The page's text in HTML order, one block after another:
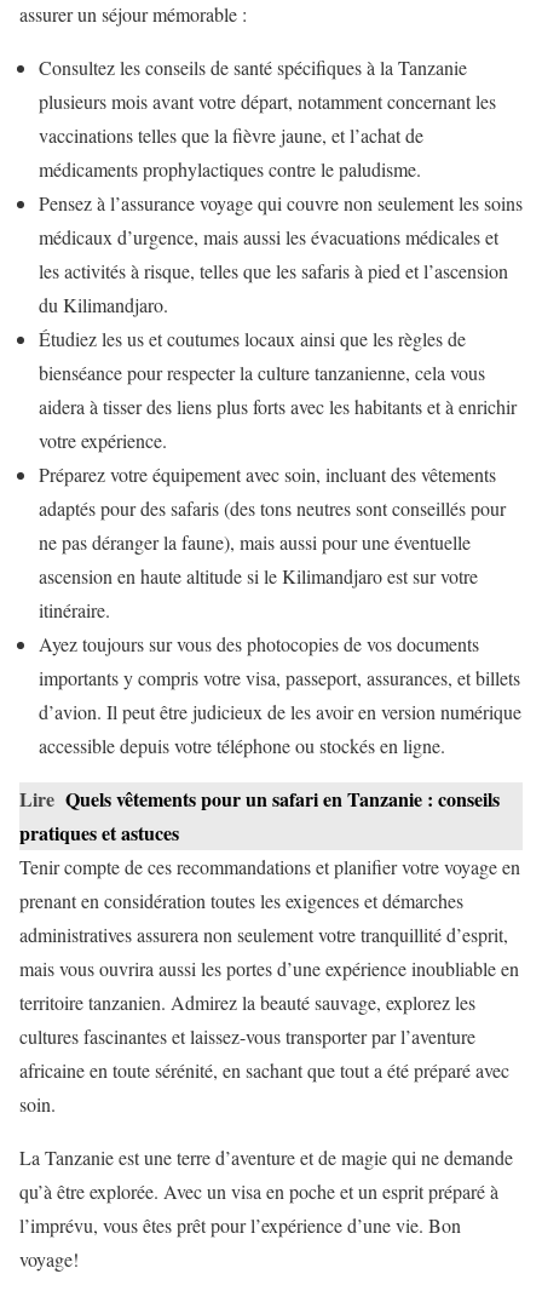
assurer un séjour mémorable :
Consultez les conseils de santé spécifiques à la Tanzanie
plusieurs mois avant votre départ, notamment concernant les
vaccinations telles que la fièvre jaune, et l’achat de
médicaments prophylactiques contre le paludisme.
Pensez à l’assurance voyage qui couvre non seulement les soins
médicaux d’urgence, mais aussi les évacuations médicales et
les activités à risque, telles que les safaris à pied et l’ascension
du Kilimandjaro.
Étudiez les us et coutumes locaux ainsi que les règles de
bienséance pour respecter la culture tanzanienne, cela vous
aidera à tisser des liens plus forts avec les habitants et à enrichir
votre expérience.
Préparez votre équipement avec soin, incluant des vêtements
adaptés pour des safaris (des tons neutres sont conseillés pour
ne pas déranger la faune), mais aussi pour une éventuelle
ascension en haute altitude si le Kilimandjaro est sur votre
itinéraire.
Ayez toujours sur vous des photocopies de vos documents
importants y compris votre visa, passeport, assurances, et billets
d’avion. Il peut être judicieux de les avoir en version numérique
accessible depuis votre téléphone ou stockés en ligne.
Lire Quels vêtements pour un safari en Tanzanie : conseils
pratiques et astuces
Tenir compte de ces recommandations et planifier votre voyage en
prenant en considération toutes les exigences et démarches
administratives assurera non seulement votre tranquillité d’esprit,
mais vous ouvrira aussi les portes d’une expérience inoubliable en
territoire tanzanien. Admirez la beauté sauvage, explorez les
cultures fascinantes et laissez-vous transporter par l’aventure
africaine en toute sérénité, en sachant que tout a été préparé avec
soin.
La Tanzanie est une terre d’aventure et de magie qui ne demande
qu’à être explorée. Avec un visa en poche et un esprit préparé à
l’imprévu, vous êtes prêt pour l’expérience d’une vie. Bon
voyage!